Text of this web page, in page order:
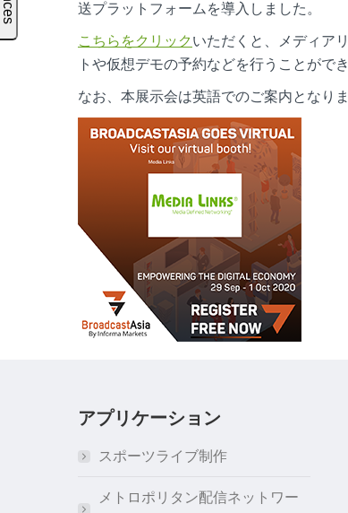
送プラットフォームを導入しました。
こちらをクリック いただくと、メディア
トや仮想デモの予約などを行うことができ
なお、本展示会は英語でのご案内となり
アプリケーション
スポーツライブ制作
メトロポリタン配信ネットワー